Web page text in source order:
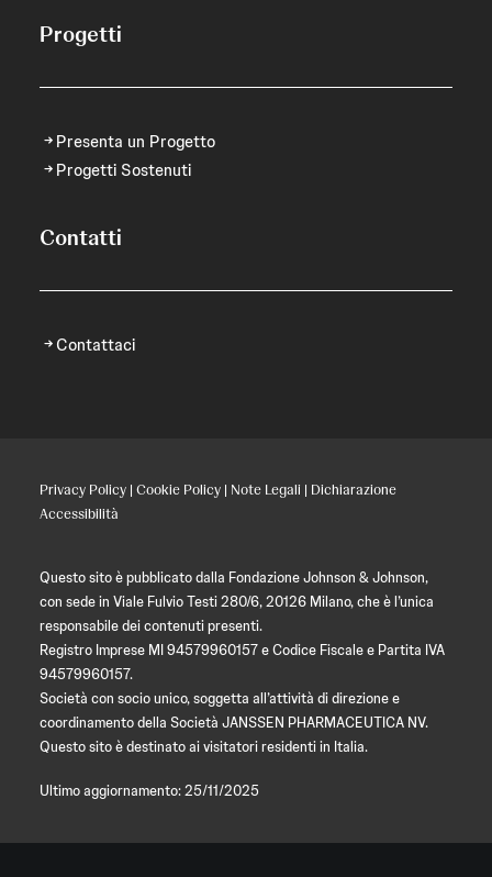
Progetti
Presenta un Progetto
Progetti Sostenuti
Contatti
Contattaci
Privacy Policy | Cookie Policy | Note Legali | Dichiarazione
Accessibilità
Questo sito è pubblicato dalla Fondazione Johnson & Johnson,
con sede in Viale Fulvio Testi 280/6, 20126 Milano, che è l’unica
responsabile dei contenuti presenti.
Registro Imprese MI 94579960157 e Codice Fiscale e Partita IVA
94579960157.
Società con socio unico, soggetta all’attività di direzione e
coordinamento della Società JANSSEN PHARMACEUTICA NV.
Questo sito è destinato ai visitatori residenti in Italia.
Ultimo aggiornamento: 25/11/2025